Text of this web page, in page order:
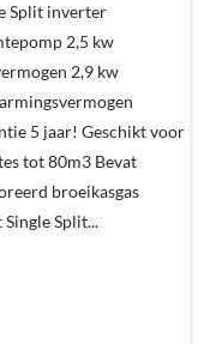
aanvragen?
winkelmand
Split inverter
2,5 kw
2,9 kw
5 jaar! Geschikt voor
tot 80m3 Bevat
broeikasgas
Single Split...